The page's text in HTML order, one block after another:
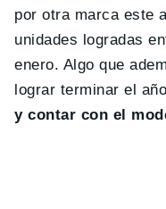
por otra marca este
unidades logradas
enero. Algo que
lograr terminar el
y contar con el